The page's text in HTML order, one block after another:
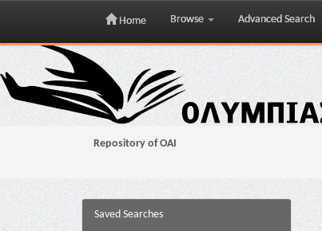
Skip
navigation
Home Browse Advanced Search
Repository of OAI
Saved Searches